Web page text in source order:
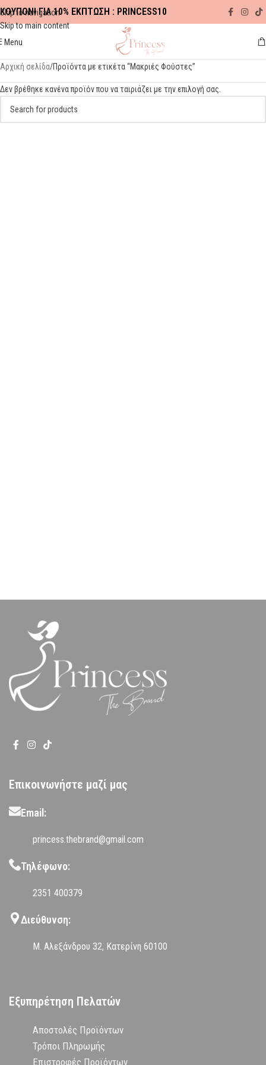
Skip to navigation
Skip to main content
ΚΟΥΠΟΝΙ ΓΙΑ 10% ΕΚΠΤΩΣΗ : PRINCESS10
Menu
Αρχική σελίδα Προϊόντα με ετικέτα “Μακριές Φούστες”
Δεν βρέθηκε κανένα προϊόν που να ταιριάζει με την επιλογή σας.
Επικοινωνήστε μαζί μας
Email:
princess.thebrand@gmail.com
Τηλέφωνο:
2351 400379
Διεύθυνση:
Μ. Αλεξάνδρου 32, Κατερίνη 60100
Εξυπηρέτηση Πελατών
Αποστολές Προϊόντων
Τρόποι Πληρωμής
Επιστροφές Προϊόντων